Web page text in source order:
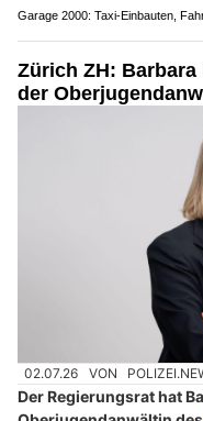
Garage 2000: Taxi-Einbauten,
Zürich ZH:
der
02.07.26 VON
Der Regierungsrat hat